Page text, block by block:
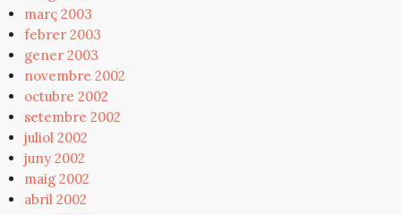
març 2003
febrer 2003
gener 2003
novembre 2002
octubre 2002
setembre 2002
juliol 2002
juny 2002
maig 2002
abril 2002